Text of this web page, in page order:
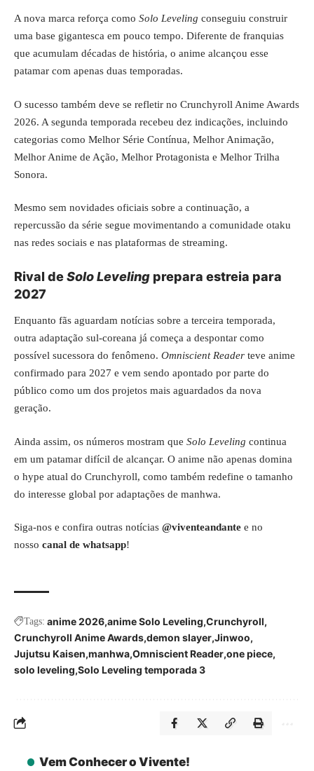
A nova marca reforça como Solo Leveling conseguiu construir
uma base gigantesca em pouco tempo. Diferente de franquias
que acumulam décadas de história, o anime alcançou esse
patamar com apenas duas temporadas.
O sucesso também deve se refletir no Crunchyroll Anime Awards
2026. A segunda temporada recebeu dez indicações, incluindo
categorias como Melhor Série Contínua, Melhor Animação,
Melhor Anime de Ação, Melhor Protagonista e Melhor Trilha
Sonora.
Mesmo sem novidades oficiais sobre a continuação, a
repercussão da série segue movimentando a comunidade otaku
nas redes sociais e nas plataformas de streaming.
Rival deSolo Leveling prepara estreia para
2027
Enquanto fãs aguardam notícias sobre a terceira temporada,
outra adaptação sul-coreana já começa a despontar como
possível sucessora do fenômeno. Omniscient Reader teve anime
confirmado para 2027 e vem sendo apontado por parte do
público como um dos projetos mais aguardados da nova
geração.
Ainda assim, os números mostram que Solo Leveling continua
em um patamar difícil de alcançar. O anime não apenas domina
o hype atual do Crunchyroll, como também redefine o tamanho
do interesse global por adaptações de manhwa.
Siga-nos e confira outras notícias @viventeandante e no
nosso canal de whatsapp!
Tags: anime 2026 anime Solo Leveling Crunchyroll
Crunchyroll Anime Awards demon slayer Jinwoo
Jujutsu Kaisen manhwa Omniscient Reader one piece
solo leveling Solo Leveling temporada 3
Vem Conhecer o Vivente!